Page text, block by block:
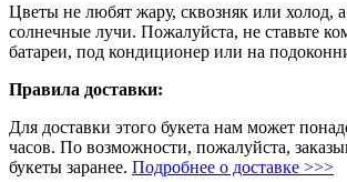
Цветы не любят жару, сквозняк или холод,
солнечные лучи. Пожалуйста, не ставьте
батареи, под кондиционер или на
Правила доставки:
Для доставки этого букета нам может
часов. По возможности, пожалуйста,
букеты заранее. Подробнее о доставке >>>